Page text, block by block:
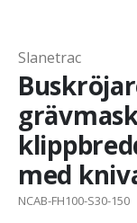
Slanetrac
med
NCAB-FH100-S30-150